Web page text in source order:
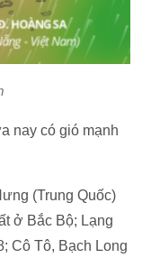
nay có gió mạnh
(Trung Quốc)
ở Bắc Bộ; Lạng
Cô Tô, Bạch Long